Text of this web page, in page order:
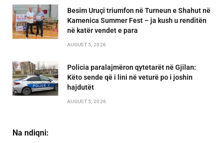
Besim Uruçi triumfon në Turneun e Shahut në
Kamenica Summer Fest – ja kush u renditën
në katër vendet e para
AUGUST 5, 2026
Policia paralajmëron qytetarët në Gjilan:
Këto sende që i lini në veturë po i joshin
hajdutët
AUGUST 5, 2026
Na ndiqni: